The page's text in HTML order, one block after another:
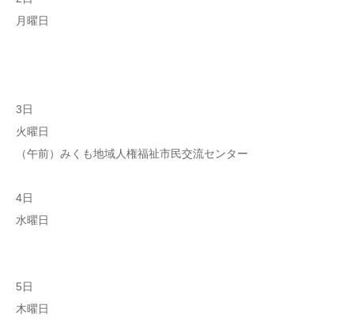
月曜日
3日
火曜日
（午前）みくも地域人権福祉市民交流センター
4日
水曜日
5日
木曜日